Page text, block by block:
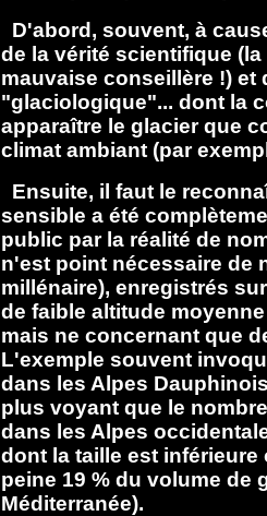
D'abord, souvent, à
de la vérité scientifique
mauvaise conseillère !)
"glaciologique"... dont la
apparaître le glacier que
climat ambiant (par
Ensuite, il faut le
sensible a été
public par la réalité de
n'est point nécessaire de
millénaire), enregistrés
de faible altitude
mais ne concernant que
L'exemple souvent
dans les Alpes
plus voyant que le
dans les Alpes
dont la taille est inférieure
peine 19 % du volume de
Méditerranée).